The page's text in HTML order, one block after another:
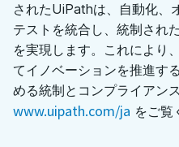
されたUiPathは、自動化、
テストを統合し、統制され
を実現します。これにより
てイノベーションを推進す
める統制とコンプライアン
www.uipath.com/ja をご覧